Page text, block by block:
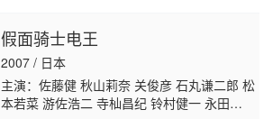
假面骑士电王
2007 / 日本
主演：佐藤健 秋山莉奈 关俊彦 石丸谦二郎 松
本若菜 游佐浩二 寺杣昌纪 铃村健一 永田